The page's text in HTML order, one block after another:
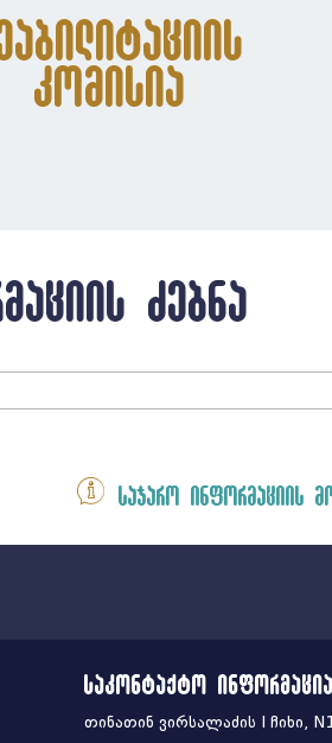
კომისია
ძებნა
საჯარო ინფორმაციის
საკონტაქტო ინფორმაცია
თინათინ ვირსალაძის I ჩიხი,